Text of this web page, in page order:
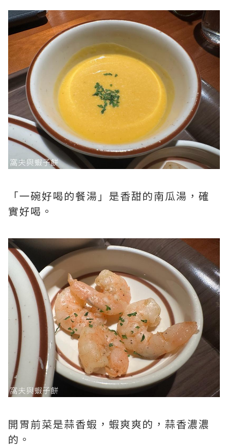
「一碗好喝的餐湯」是香甜的南瓜湯，確
實好喝。
開胃前菜是蒜香蝦，蝦爽爽的，蒜香濃濃
的。